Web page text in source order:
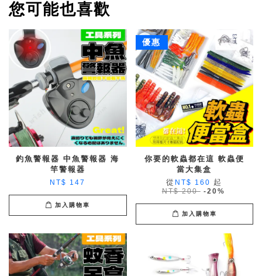
您可能也喜歡
釣魚警報器 中魚警報器 海
竿警報器
NT$ 147
加入購物車
優惠
你要的軟蟲都在這 軟蟲便
當大集盒
從 NT$ 160 起
NT$ 200 -20%
加入購物車